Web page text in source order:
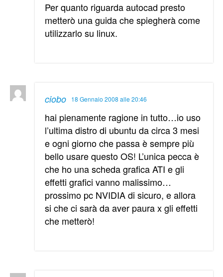
Per quanto riguarda autocad presto
metterò una guida che spiegherà come
utilizzarlo su linux.
ciobo 18 Gennaio 2008 alle 20:46
hai pienamente ragione in tutto…io uso
l’ultima distro di ubuntu da circa 3 mesi
e ogni giorno che passa è sempre più
bello usare questo OS! L’unica pecca è
che ho una scheda grafica ATI e gli
effetti grafici vanno malissimo…
prossimo pc NVIDIA di sicuro, e allora
si che ci sarà da aver paura x gli effetti
che metterò!